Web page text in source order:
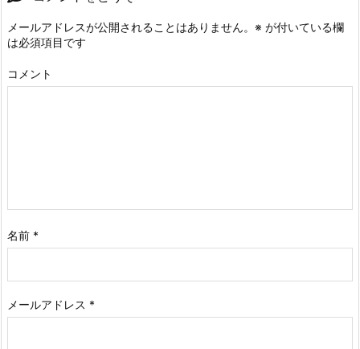
メールアドレスが公開されることはありません。 ※ が付いている欄
は必須項目です
コメント
名前 *
メールアドレス *